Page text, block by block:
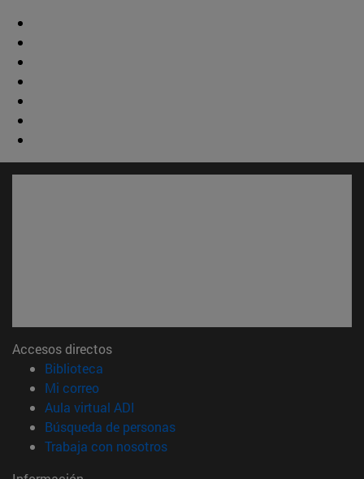
Accesos directos
Biblioteca
Mi correo(abre en nueva ventana)
Aula virtual ADI
Búsqueda de personas(abre en nueva ventana)
Trabaja con nosotros(abre en nueva ventana)